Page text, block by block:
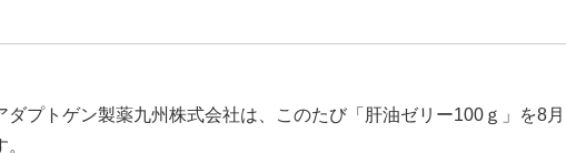
ダプトゲン製薬九州株式会社は、このたび「肝油ゼリー100ｇ」を8
。